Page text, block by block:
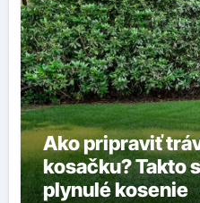
Ako pripraviť
kosačku? Takto
plynulé kosenie